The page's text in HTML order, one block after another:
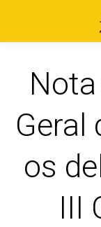
Geral
os
III